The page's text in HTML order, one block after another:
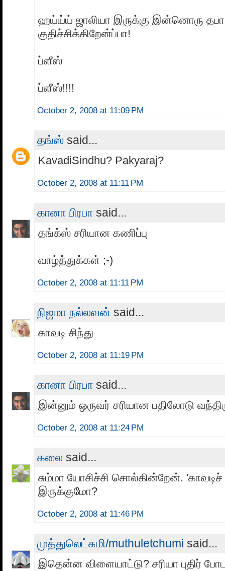
ஹய்ய்ய் ஜாலியா இருக்கு இன்னொரு தபா
குதிச்சிக்கிறேன்ப்பா!
ப்ளீஸ்
ப்ளீஸ்!!!!
October 2, 2008 at 11:09 PM
தங்ஸ் said...
KavadiSindhu? Pakyaraj?
October 2, 2008 at 11:11 PM
கானா பிரபா said...
தங்க்ஸ் சரியான கணிப்பு
வாழ்த்துக்கள் ;-)
October 2, 2008 at 11:11 PM
நிஜமா நல்லவன் said...
காவடி சிந்து
October 2, 2008 at 11:19 PM
கானா பிரபா said...
இன்னும் ஒருவர் சரியான பதிலோடு
October 2, 2008 at 11:24 PM
கலை said...
சும்மா யோசிச்சி சொல்கின்றேன்.
இருக்குமோ?
October 2, 2008 at 11:46 PM
முத்துலெட்சுமி/muthuletchumi said...
இதென்ன விளையாட்டு? சரியா புதிர்